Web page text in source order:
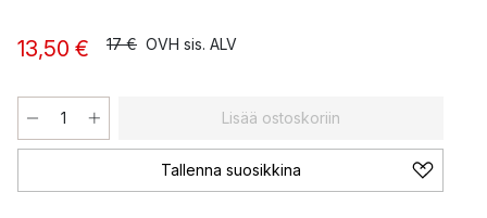
13,50 € 17 € OVH sis. ALV
Lisää ostoskoriin
Tallenna suosikkina